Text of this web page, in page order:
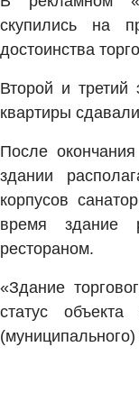
скупились на
достоинства
Второй и
квартиры
После
здании
корпусов
время здание
рестораном.
«Здание
статус объекта
(муниципального)